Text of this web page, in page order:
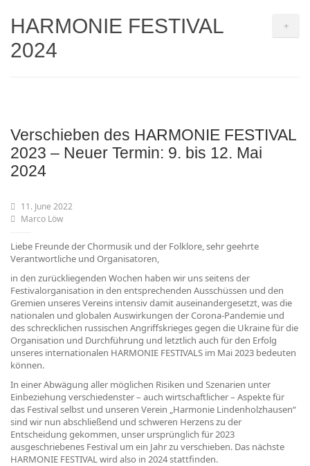
+
HARMONIE FESTIVAL
2024
Verschieben des HARMONIE FESTIVAL
2023 – Neuer Termin: 9. bis 12. Mai
2024
11. June 2022
Marco Löw
Liebe Freunde der Chormusik und der Folklore, sehr geehrte
Verantwortliche und Organisatoren,
in den zurückliegenden Wochen haben wir uns seitens der
Festivalorganisation in den entsprechenden Ausschüssen und den
Gremien unseres Vereins intensiv damit auseinandergesetzt, was die
nationalen und globalen Auswirkungen der Corona-Pandemie und
des schrecklichen russischen Angriffskrieges gegen die Ukraine für die
Organisation und Durchführung und letztlich auch für den Erfolg
unseres internationalen HARMONIE FESTIVALS im Mai 2023 bedeuten
können.
In einer Abwägung aller möglichen Risiken und Szenarien unter
Einbeziehung verschiedenster – auch wirtschaftlicher – Aspekte für
das Festival selbst und unseren Verein „Harmonie Lindenholzhausen“
sind wir nun abschließend und schweren Herzens zu der
Entscheidung gekommen, unser ursprünglich für 2023
ausgeschriebenes Festival um ein Jahr zu verschieben. Das nächste
HARMONIE FESTIVAL wird also in 2024 stattfinden.